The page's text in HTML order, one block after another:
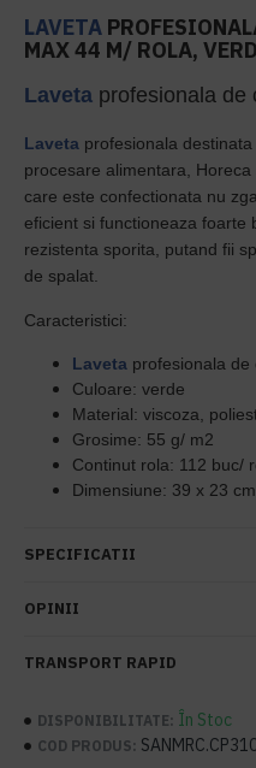
LAVETA
MAX 44 M/ ROLA,
Laveta profesionala de
Laveta profesionala
procesare alimentara,
care este confectionata nu
eficient si functioneaza foarte
rezistenta sporita, putand fii
de spalat.
Caracteristici:
Laveta profesionala de
Culoare: verde
Material: viscoza,
Grosime: 55 g/ m2
Continut rola: 112 buc/
Dimensiune: 39 x 23 cm.
SPECIFICATII
OPINII
TRANSPORT RAPID
DISPONIBILITATE: În Stoc
COD PRODUS: